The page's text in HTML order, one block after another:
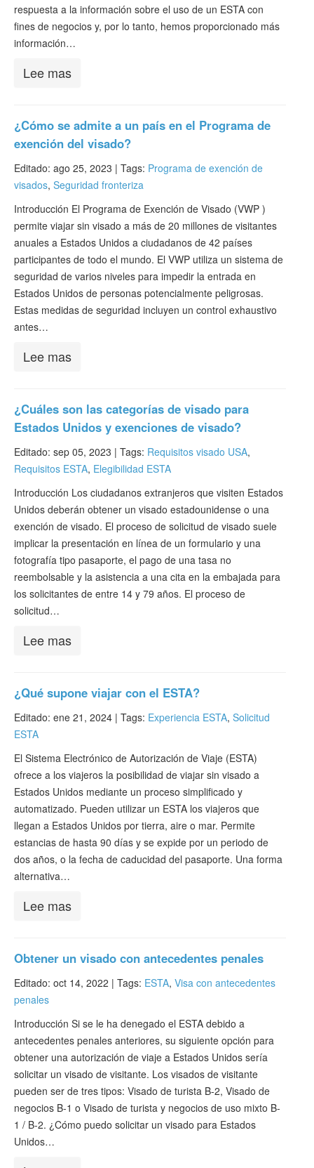
respuesta a la información sobre el uso de un ESTA con
fines de negocios y, por lo tanto, hemos proporcionado más
información…
Lee mas
¿Cómo se admite a un país en el Programa de
exención del visado?
Editado: ago 25, 2023 | Tags: Programa de exención de
visados, Seguridad fronteriza
Introducción El Programa de Exención de Visado (VWP )
permite viajar sin visado a más de 20 millones de visitantes
anuales a Estados Unidos a ciudadanos de 42 países
participantes de todo el mundo. El VWP utiliza un sistema de
seguridad de varios niveles para impedir la entrada en
Estados Unidos de personas potencialmente peligrosas.
Estas medidas de seguridad incluyen un control exhaustivo
antes…
Lee mas
¿Cuáles son las categorías de visado para
Estados Unidos y exenciones de visado?
Editado: sep 05, 2023 | Tags: Requisitos visado USA,
Requisitos ESTA, Elegibilidad ESTA
Introducción Los ciudadanos extranjeros que visiten Estados
Unidos deberán obtener un visado estadounidense o una
exención de visado. El proceso de solicitud de visado suele
implicar la presentación en línea de un formulario y una
fotografía tipo pasaporte, el pago de una tasa no
reembolsable y la asistencia a una cita en la embajada para
los solicitantes de entre 14 y 79 años. El proceso de
solicitud…
Lee mas
¿Qué supone viajar con el ESTA?
Editado: ene 21, 2024 | Tags: Experiencia ESTA, Solicitud
ESTA
El Sistema Electrónico de Autorización de Viaje (ESTA)
ofrece a los viajeros la posibilidad de viajar sin visado a
Estados Unidos mediante un proceso simplificado y
automatizado. Pueden utilizar un ESTA los viajeros que
llegan a Estados Unidos por tierra, aire o mar. Permite
estancias de hasta 90 días y se expide por un periodo de
dos años, o la fecha de caducidad del pasaporte. Una forma
alternativa…
Lee mas
Obtener un visado con antecedentes penales
Editado: oct 14, 2022 | Tags: ESTA, Visa con antecedentes
penales
Introducción Si se le ha denegado el ESTA debido a
antecedentes penales anteriores, su siguiente opción para
obtener una autorización de viaje a Estados Unidos sería
solicitar un visado de visitante. Los visados de visitante
pueden ser de tres tipos: Visado de turista B-2, Visado de
negocios B-1 o Visado de turista y negocios de uso mixto B-
1 / B-2. ¿Cómo puedo solicitar un visado para Estados
Unidos…